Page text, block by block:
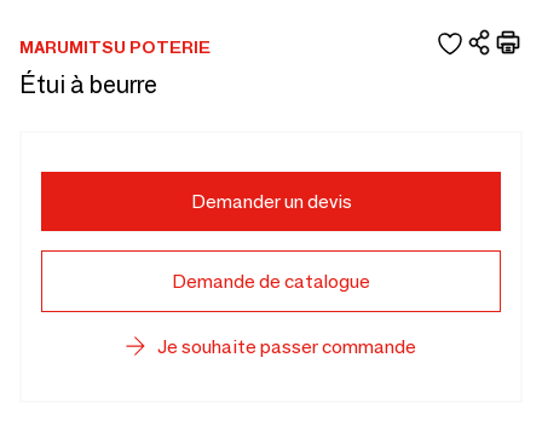
MARUMITSU POTERIE
Étui à beurre
Demander un devis
Demande de catalogue
Je souhaite passer commande